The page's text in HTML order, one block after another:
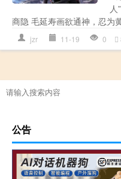
人
商隐 毛延寿画欲通神，忍为
jzr 11-19 0
公告